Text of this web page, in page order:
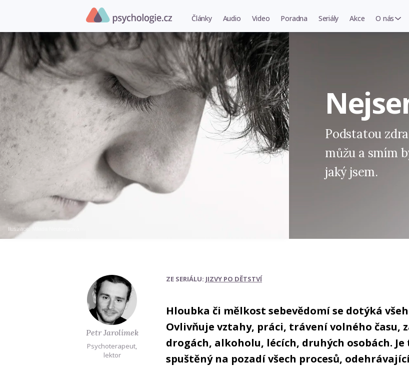
Články Audio Video Poradna Seriály Akce O nás
Ilustrace:
Podstatou
můžu a smím
jaký jsem.
Petr Jarolímek
Psychoterapeut,
lektor
ZE SERIÁLU: JIZVY PO DĚTSTVÍ
Hloubka či mělkost sebevědomí se dotýká
Ovlivňuje vztahy, práci, trávení volného času,
drogách, alkoholu, lécích, druhých osobách.
spuštěný na pozadí všech procesů,